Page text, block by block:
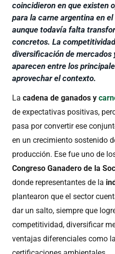
coincidieron en que existen
para la carne argentina en
aunque todavía falta
concretos. La
diversificación de
aparecen entre los
aprovechar el contexto.
La cadena de ganados y
de expectativas positivas,
pasa por convertir ese
en un crecimiento sostenido
producción. Ese fue uno de
Congreso Ganadero de la
donde representantes de la
plantearon que el sector
dar un salto, siempre que
competitividad, diversificar
ventajas diferenciales como